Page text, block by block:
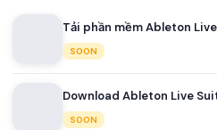
SOON
SOON